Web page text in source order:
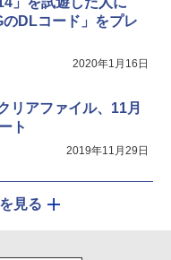
のDLコード」をプレ
2020年1月16日
リアファイル、11月
ト
2019年11月29日
見る